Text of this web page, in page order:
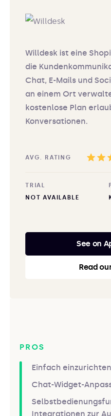
Willdesk ist eine
die
Chat, E-Mails und
an einem Ort
kostenlose Plan
Konversationen.
AVG. RATING
TRIAL
NOT AVAILABLE
See on
Read
PROS
Einfach einzurichten
Chat-Widget-
Integrationen zur